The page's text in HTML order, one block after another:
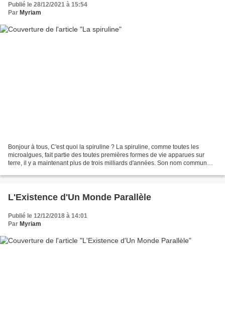
Publié le 28/12/2021 à 15:54
Par Myriam
Bonjour à tous, C'est quoi la spiruline ? La spiruline, comme toutes les
microalgues, fait partie des toutes premières formes de vie apparues sur
terre, il y a maintenant plus de trois milliards d'années. Son nom commun
L'Existence d'Un Monde Parallèle
Publié le 12/12/2018 à 14:01
Par Myriam